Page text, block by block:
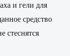
и гели для
средство
стеснятся